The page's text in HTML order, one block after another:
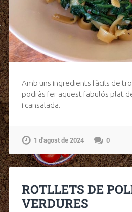
Amb uns ingredients fàcils de
podràs fer aquest fabulós plat
i cansalada.
1 d'agost de 2024 0
ROTLLETS DE
VERDURES